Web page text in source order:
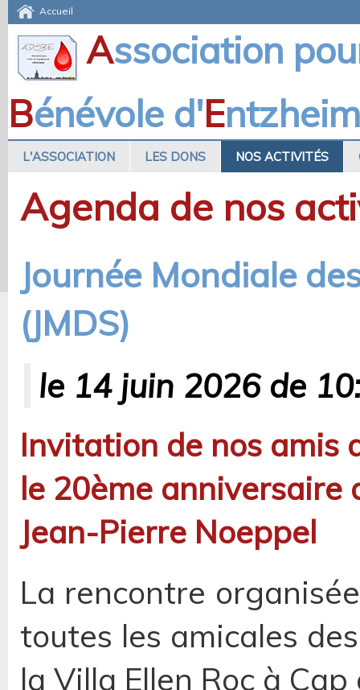
Accueil
Association
Bénévole d'Entzheim
L'ASSOCIATION LES DONS NOS ACTIVITÉS
Agenda de nos
Journée Mondiale
(JMDS)
le 14 juin 2026 de
Invitation de nos amis
le 20ème anniversaire
Jean-Pierre Noeppel
La rencontre
toutes les amicales
la Villa Ellen Roc à